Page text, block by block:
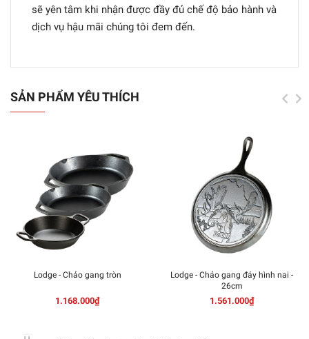
sẽ yên tâm khi nhận được đầy đủ chế độ bảo hành và
dịch vụ hậu mãi chúng tôi đem đến.
SẢN PHẨM YÊU THÍCH
Lodge - Chảo gang tròn
1.168.000₫
Lodge - Chảo gang đáy hình nai -
26cm
1.561.000₫